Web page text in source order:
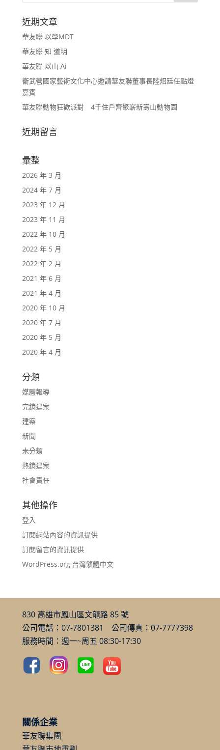
近期文章
華友聯 以學MDT
華友聯 知 道明
華友聯 以山 Ai
衛武營國家藝術文化中心邀請華友聯董事長陸炤廷任點燈
嘉賓
華友聯動物狂歡派對 4千住戶齊聚嶄新壽山動物園
近期留言
彙整
2026 年 3 月
2024 年 7 月
2023 年 12 月
2023 年 11 月
2022 年 10 月
2022 年 5 月
2022 年 2 月
2021 年 6 月
2021 年 4 月
2020 年 10 月
2020 年 7 月
2020 年 5 月
2020 年 4 月
分類
媒體報導
完銷建案
建案
新聞
未分類
熱銷建案
社會責任
其他操作
登入
訂閱網站內容的資訊提供
訂閱留言的資訊提供
WordPress.org 台灣繁體中文
830 高雄市鳳山區文龍路 85 號
公司電話：07-7801381 公司傳真：07-7777398
服務時間：週一~周五 08:30-17:30
關係企業
華友聯集團